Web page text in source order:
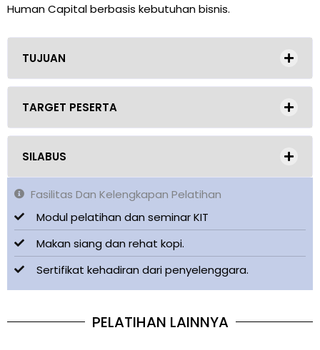
Human Capital berbasis kebutuhan bisnis.
TUJUAN
TARGET PESERTA
SILABUS
Fasilitas Dan Kelengkapan Pelatihan
Modul pelatihan dan seminar KIT
Makan siang dan rehat kopi.
Sertifikat kehadiran dari penyelenggara.
PELATIHAN LAINNYA